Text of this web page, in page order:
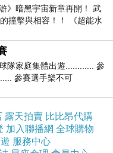
址
goods/GoodsDet
》暗黑宇宙新章再開！ 武
撞擊與相容！！ 《超能水
場
隊家庭集體出遊............ 參
參賽選手樂不可
露天拍賣 比比昂代購
加入聯播網 全球購物
服務中心